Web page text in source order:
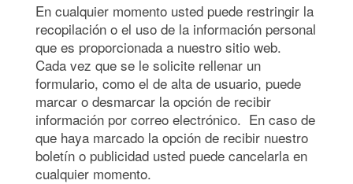
En cualquier momento usted puede restringir la
recopilación o el uso de la información personal
que es proporcionada a nuestro sitio web.
Cada vez que se le solicite rellenar un
formulario, como el de alta de usuario, puede
marcar o desmarcar la opción de recibir
información por correo electrónico. En caso de
que haya marcado la opción de recibir nuestro
boletín o publicidad usted puede cancelarla en
cualquier momento.